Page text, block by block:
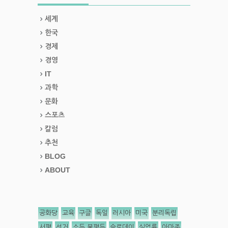
세계
한국
경제
경영
IT
과학
문화
스포츠
칼럼
추천
BLOG
ABOUT
공화당 교육 구글 독일 러시아 미국 분리독립